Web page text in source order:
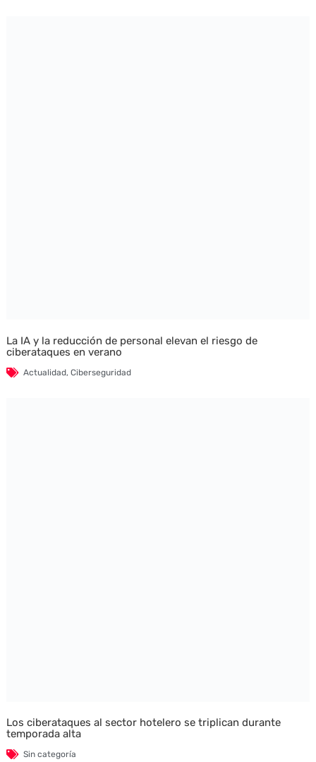
La IA y la reducción de personal elevan el riesgo de
ciberataques en verano
Actualidad, Ciberseguridad
Los ciberataques al sector hotelero se triplican durante
temporada alta
Sin categoría